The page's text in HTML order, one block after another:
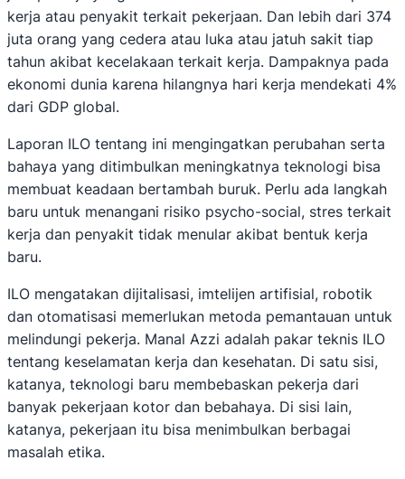
kerja atau penyakit terkait pekerjaan. Dan lebih dari 374
juta orang yang cedera atau luka atau jatuh sakit tiap
tahun akibat kecelakaan terkait kerja. Dampaknya pada
ekonomi dunia karena hilangnya hari kerja mendekati 4%
dari GDP global.
Laporan ILO tentang ini mengingatkan perubahan serta
bahaya yang ditimbulkan meningkatnya teknologi bisa
membuat keadaan bertambah buruk. Perlu ada langkah
baru untuk menangani risiko psycho-social, stres terkait
kerja dan penyakit tidak menular akibat bentuk kerja
baru.
ILO mengatakan dijitalisasi, imtelijen artifisial, robotik
dan otomatisasi memerlukan metoda pemantauan untuk
melindungi pekerja. Manal Azzi adalah pakar teknis ILO
tentang keselamatan kerja dan kesehatan. Di satu sisi,
katanya, teknologi baru membebaskan pekerja dari
banyak pekerjaan kotor dan bebahaya. Di sisi lain,
katanya, pekerjaan itu bisa menimbulkan berbagai
masalah etika.